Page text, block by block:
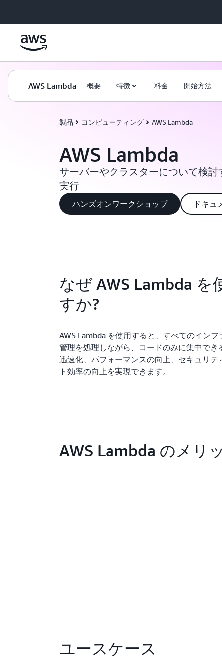
AWS Lambda 概要 特徴 料金 開始方法
製品 コンピューティング AWS Lambda
AWS Lambda
サーバーやクラスターについて検
実行
ハンズオンワークショップ ドキュ
なぜ AWS Lambda を
すか?
AWS Lambda を使用すると、すべてのイン
管理を処理しながら、コードのみに集中でき
迅速化、パフォーマンスの向上、セキュリテ
ト効率の向上を実現できます。
AWS Lambda のメリ
ユースケース